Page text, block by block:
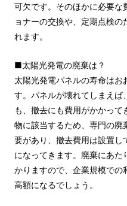
可欠です。そのほかに必要な
ョナーの交換や、定期点検
れます。
■太陽光発電の廃棄は？
太陽光発電パネルの寿命はお
す。パネルが壊れてしまえば
も、撤去にも費用がかかっ
物に該当するため、専門の
要があり、撤去費用は設置
になってきます。廃棄にあ
かりますので、企業規模での
高額になるでしょう。